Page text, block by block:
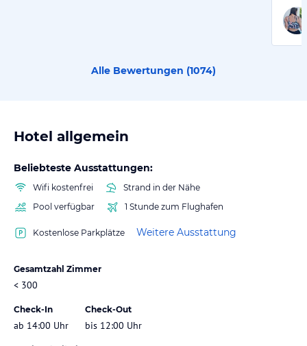
Alle Bewertungen (1074)
Hotel allgemein
Beliebteste Ausstattungen:
Wifi kostenfrei
Strand in der Nähe
Pool verfügbar
1 Stunde zum Flughafen
Kostenlose Parkplätze Weitere Ausstattung
Gesamtzahl Zimmer
< 300
Check-In
ab 14:00 Uhr
Check-Out
bis 12:00 Uhr